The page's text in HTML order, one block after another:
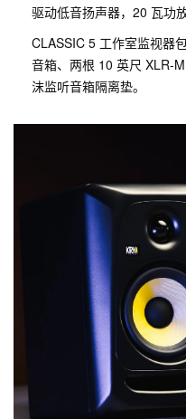
驱动低音扬声器，20 瓦功
CLASSIC 5 工作室监视器
音箱、两根 10 英尺 XLR-
沫监听音箱隔离垫。